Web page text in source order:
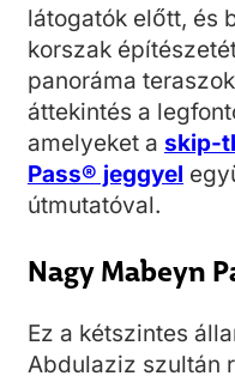
látogatók előtt, és
korszak
panoráma
áttekintés a
amelyeket a skip-
Pass® jeggyel
útmutatóval.
Nagy Mabeyn
Ez a kétszintes
Abdulaziz szultán